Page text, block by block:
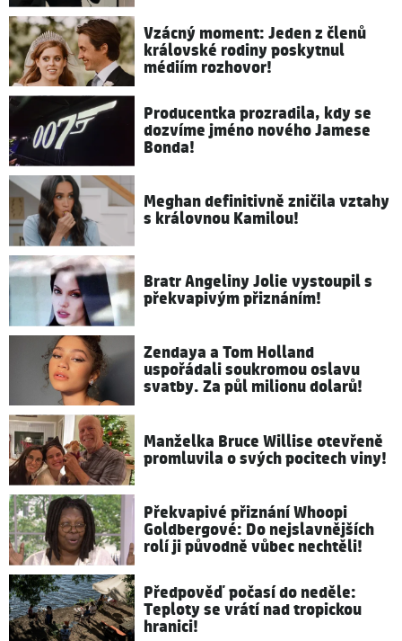
Vzácný moment: Jeden z členů
královské rodiny poskytnul
médiím rozhovor!
Producentka prozradila, kdy se
dozvíme jméno nového Jamese
Bonda!
Meghan definitivně zničila vztahy
s královnou Kamilou!
Bratr Angeliny Jolie vystoupil s
překvapivým přiznáním!
Zendaya a Tom Holland
uspořádali soukromou oslavu
svatby. Za půl milionu dolarů!
Manželka Bruce Willise otevřeně
promluvila o svých pocitech viny!
Překvapivé přiznání Whoopi
Goldbergové: Do nejslavnějších
rolí ji původně vůbec nechtěli!
Předpověď počasí do neděle:
Teploty se vrátí nad tropickou
hranici!